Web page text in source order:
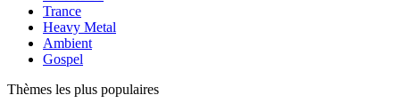
Trance
Heavy Metal
Ambient
Gospel
Thèmes les plus populaires